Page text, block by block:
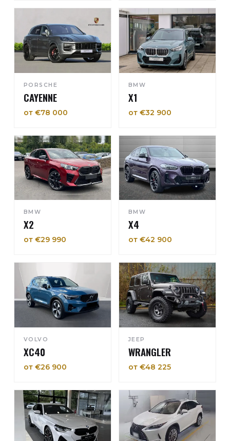
PORSCHE
CAYENNE
от €78 000
BMW
X1
от €32 900
BMW
X2
от €29 990
BMW
X4
от €42 900
VOLVO
XC40
от €26 900
JEEP
WRANGLER
от €48 225